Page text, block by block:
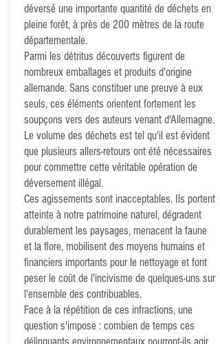
déversé une importante quantité de déchets en
pleine forêt, à près de 200 mètres de la route
départementale.
Parmi les détritus découverts figurent de
nombreux emballages et produits d'origine
allemande. Sans constituer une preuve à eux
seuls, ces éléments orientent fortement les
soupçons vers des auteurs venant d'Allemagne.
Le volume des déchets est tel qu'il est évident
que plusieurs allers-retours ont été nécessaires
pour commettre cette véritable opération de
déversement illégal.
Ces agissements sont inacceptables. Ils portent
atteinte à notre patrimoine naturel, dégradent
durablement les paysages, menacent la faune
et la flore, mobilisent des moyens humains et
financiers importants pour le nettoyage et font
peser le coût de l'incivisme de quelques-uns sur
l'ensemble des contribuables.
Face à la répétition de ces infractions, une
question s'impose : combien de temps ces